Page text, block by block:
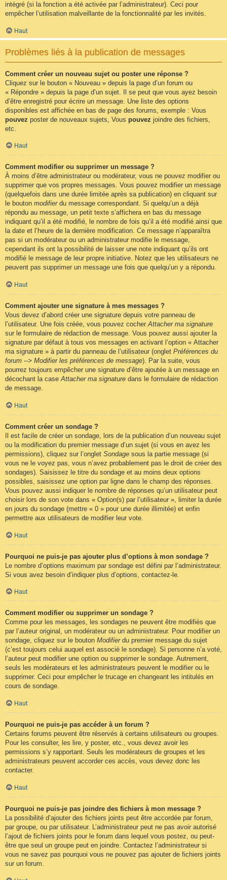
intégré (si la fonction a été activée par l’administrateur). Ceci pour
empêcher l’utilisation malveillante de la fonctionnalité par les invités.
Haut
Problèmes liés à la publication de messages
Comment créer un nouveau sujet ou poster une réponse ?
Cliquez sur le bouton « Nouveau » depuis la page d’un forum ou
« Répondre » depuis la page d’un sujet. Il se peut que vous ayez besoin
d’être enregistré pour écrire un message. Une liste des options
disponibles est affichée en bas de page des forums, exemple : Vous
pouvez poster de nouveaux sujets, Vous pouvez joindre des fichiers,
etc.
Haut
Comment modifier ou supprimer un message ?
À moins d’être administrateur ou modérateur, vous ne pouvez modifier ou
supprimer que vos propres messages. Vous pouvez modifier un message
(quelquefois dans une durée limitée après sa publication) en cliquant sur
le bouton modifierdu message correspondant. Si quelqu’un a déjà
répondu au message, un petit texte s’affichera en bas du message
indiquant qu’il a été modifié, le nombre de fois qu’il a été modifié ainsi que
la date et l’heure de la dernière modification. Ce message n’apparaîtra
pas si un modérateur ou un administrateur modifie le message,
cependant ils ont la possibilité de laisser une note indiquant qu’ils ont
modifié le message de leur propre initiative. Notez que les utilisateurs ne
peuvent pas supprimer un message une fois que quelqu’un y a répondu.
Haut
Comment ajouter une signature à mes messages ?
Vous devez d’abord créer une signature depuis votre panneau de
l’utilisateur. Une fois créée, vous pouvez cocherAttacher ma signature
sur le formulaire de rédaction de message. Vous pouvez aussi ajouter la
signature par défaut à tous vos messages en activant l’option « Attacher
ma signature » à partir du panneau de l’utilisateur (onglet Préférences du
forum --> Modifier les préférences de message). Par la suite, vous
pourrez toujours empêcher une signature d’être ajoutée à un message en
décochant la caseAttacher ma signature dans le formulaire de rédaction
de message.
Haut
Comment créer un sondage ?
Il est facile de créer un sondage, lors de la publication d’un nouveau sujet
ou la modification du premier message d’un sujet (si vous en avez les
permissions), cliquez sur l’onglet Sondage sous la partie message (si
vous ne le voyez pas, vous n’avez probablement pas le droit de créer des
sondages). Saisissez le titre du sondage et au moins deux options
possibles, saisissez une option par ligne dans le champ des réponses.
Vous pouvez aussi indiquer le nombre de réponses qu’un utilisateur peut
choisir lors de son vote dans « Option(s) par l’utilisateur », limiter la durée
en jours du sondage (mettre « 0 » pour une durée illimitée) et enfin
permettre aux utilisateurs de modifier leur vote.
Haut
Pourquoi ne puis-je pas ajouter plus d’options à mon sondage ?
Le nombre d’options maximum par sondage est défini par l’administrateur.
Si vous avez besoin d’indiquer plus d’options, contactez-le.
Haut
Comment modifier ou supprimer un sondage ?
Comme pour les messages, les sondages ne peuvent être modifiés que
par l’auteur original, un modérateur ou un administrateur. Pour modifier un
sondage, cliquez sur le bouton Modifierdu premier message du sujet
(c’est toujours celui auquel est associé le sondage). Si personne n’a voté,
l’auteur peut modifier une option ou supprimer le sondage. Autrement,
seuls les modérateurs et les administrateurs peuvent le modifier ou le
supprimer. Ceci pour empêcher le trucage en changeant les intitulés en
cours de sondage.
Haut
Pourquoi ne puis-je pas accéder à un forum ?
Certains forums peuvent être réservés à certains utilisateurs ou groupes.
Pour les consulter, les lire, y poster, etc., vous devez avoir les
permissions s’y rapportant. Seuls les modérateurs de groupes et les
administrateurs peuvent accorder ces accès, vous devez donc les
contacter.
Haut
Pourquoi ne puis-je pas joindre des fichiers à mon message ?
La possibilité d’ajouter des fichiers joints peut être accordée par forum,
par groupe, ou par utilisateur. L’administrateur peut ne pas avoir autorisé
l’ajout de fichiers joints pour le forum dans lequel vous postez, ou peut-
être que seul un groupe peut en joindre. Contactez l’administrateur si
vous ne savez pas pourquoi vous ne pouvez pas ajouter de fichiers joints
sur un forum.